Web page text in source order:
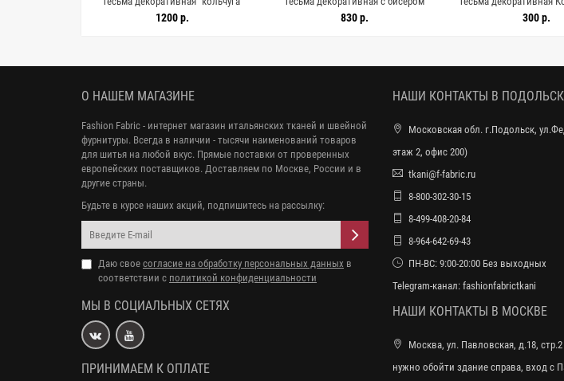
Чёрная 2 см KR-5E/1 7062658
1200 р.
Чёрная 6,5 см KR-5E/3 7062657
830 р.
пайетками 1 см KR-6E/
300 р.
О НАШЕМ МАГАЗИНЕ
Fashion Fabric - интернет магазин итальянских тканей и швейной
фурнитуры. Всегда в наличии - тысячи наименований товаров
для шитья на любой вкус. Прямые поставки от проверенных
европейских поставщиков. Доставляем по Москве, России и в
другие страны.
Будьте в курсе наших акций, подпишитесь на рассылку:
Даю свое согласие на обработку персональных данных в
соответствии с политикой конфиденциальности
МЫ В СОЦИАЛЬНЫХ СЕТЯХ
ПРИНИМАЕМ К ОПЛАТЕ
НАШИ КОНТАКТЫ В
Московская обл. г.Подольск,
этаж 2, офис 200)
tkani@f-fabric.ru
8-800-302-30-15
8-499-408-20-84
8-964-642-69-43
ПН-ВС: 9:00-20:00 Без выходных
Telegram-канал: fashionfabrictkani
НАШИ КОНТАКТЫ В МОСКВЕ
Москва, ул. Павловская, д.18,
нужно обойти здание справа, вход с